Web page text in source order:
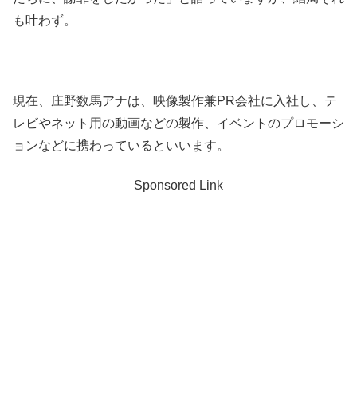
も叶わず。
現在、庄野数馬アナは、映像製作兼PR会社に入社し、テ
レビやネット用の動画などの製作、イベントのプロモーシ
ョンなどに携わっているといいます。
Sponsored Link